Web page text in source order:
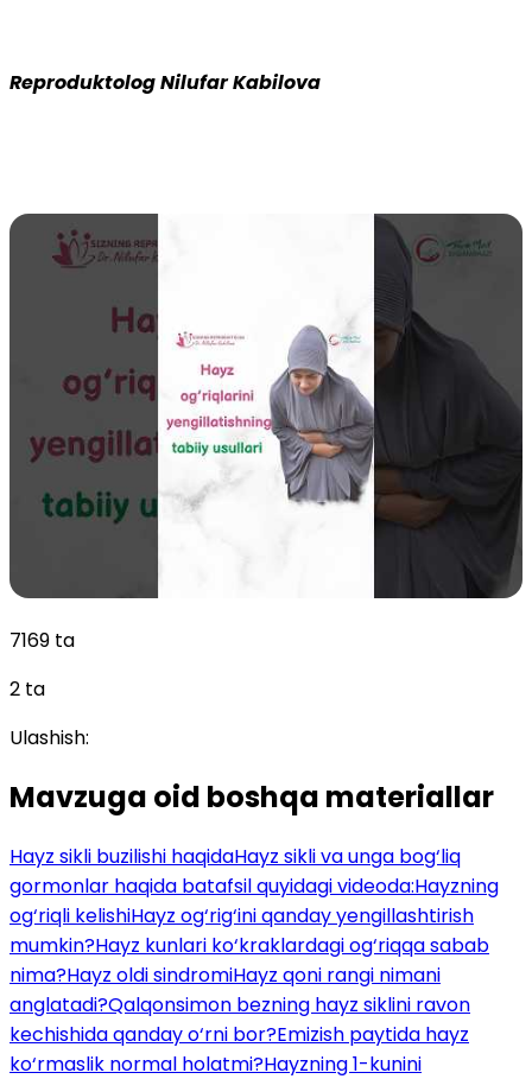
Reproduktolog Nilufar Kabilova
7169 ta
2 ta
Ulashish:
Mavzuga oid boshqa materiallar
Hayz sikli buzilishi haqidaHayz sikli va unga bog‘liq
gormonlar haqida batafsil quyidagi videoda:Hayzning
og‘riqli kelishiHayz og‘rig‘ini qanday yengillashtirish
mumkin?Hayz kunlari ko‘kraklardagi og‘riqqa sabab
nima?Hayz oldi sindromiHayz qoni rangi nimani
anglatadi?Qalqonsimon bezning hayz siklini ravon
kechishida qanday o‘rni bor?Emizish paytida hayz
ko‘rmaslik normal holatmi?Hayzning 1-kunini